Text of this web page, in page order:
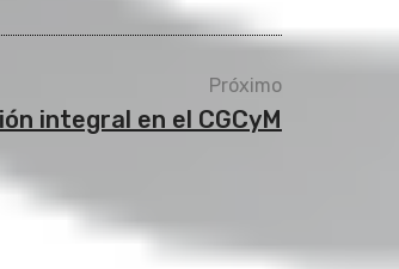
Próximo
integral en el CGCyM